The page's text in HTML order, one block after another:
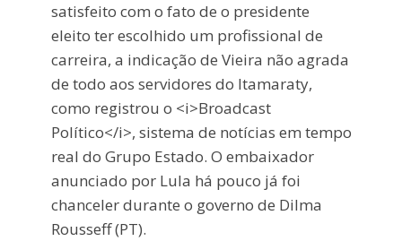
satisfeito com o fato de o presidente
eleito ter escolhido um profissional de
carreira, a indicação de Vieira não agrada
de todo aos servidores do Itamaraty,
como registrou o <i>Broadcast
Político</i>, sistema de notícias em tempo
real do Grupo Estado. O embaixador
anunciado por Lula há pouco já foi
chanceler durante o governo de Dilma
Rousseff (PT).